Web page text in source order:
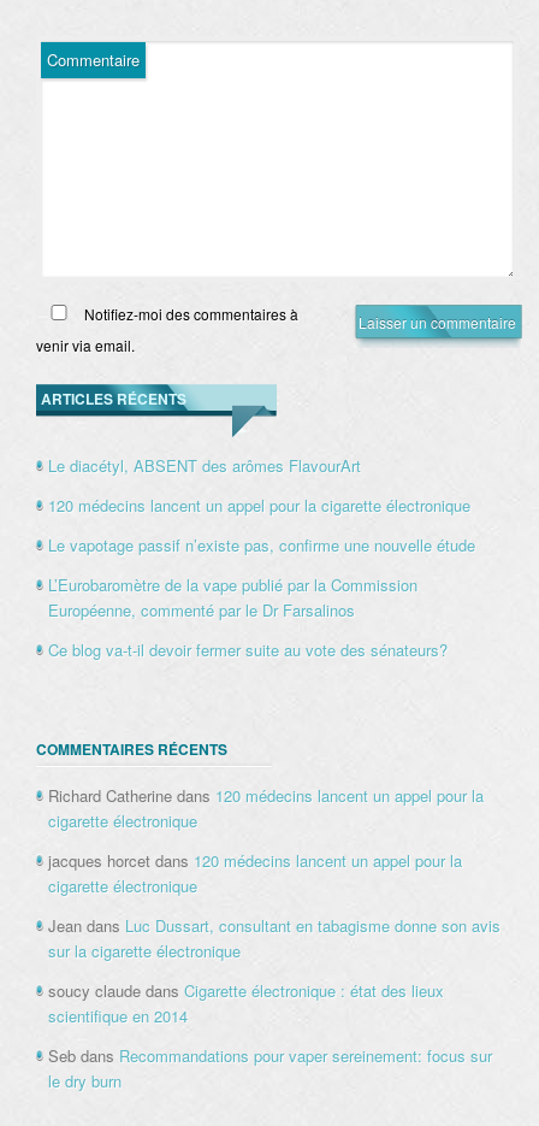
Commentaire
Notifiez-moi des commentaires à
venir via email.
ARTICLES RÉCENTS
Le diacétyl, ABSENT des arômes FlavourArt
120 médecins lancent un appel pour la cigarette électronique
Le vapotage passif n’existe pas, confirme une nouvelle étude
L’Eurobaromètre de la vape publié par la Commission
Européenne, commenté par le Dr Farsalinos
Ce blog va-t-il devoir fermer suite au vote des sénateurs?
COMMENTAIRES RÉCENTS
Richard Catherine dans 120 médecins lancent un appel pour la
cigarette électronique
jacques horcet dans 120 médecins lancent un appel pour la
cigarette électronique
Jean dans Luc Dussart, consultant en tabagisme donne son avis
sur la cigarette électronique
soucy claude dans Cigarette électronique : état des lieux
scientifique en 2014
Seb dans Recommandations pour vaper sereinement: focus sur
le dry burn